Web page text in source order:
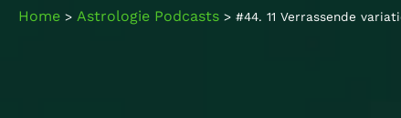
Home > Astrologie Podcasts > #44. 11 Verrassende